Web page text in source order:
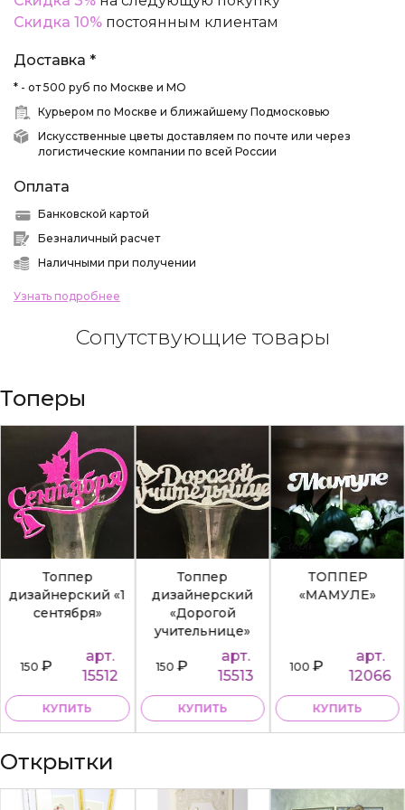
Скидка 10% постоянным клиентам
Доставка *
* - от 500 руб по Москве и МО
Курьером по Москве и ближайшему Подмосковью
Искусственные цветы доставляем по почте или через
логистические компании по всей России
Оплата
Банковской картой
Безналичный расчет
Наличными при получении
Узнать подробнее
Сопутствующие товары
Топеры
Топпер
дизайнерский «1
сентября»
150₽
арт.
15512
КУПИТЬ
Топпер
дизайнерский
«Дорогой
учительнице»
150₽
арт.
15513
КУПИТЬ
ТОППЕР
«МАМУЛЕ»
100₽
арт.
12066
КУПИТЬ
Открытки